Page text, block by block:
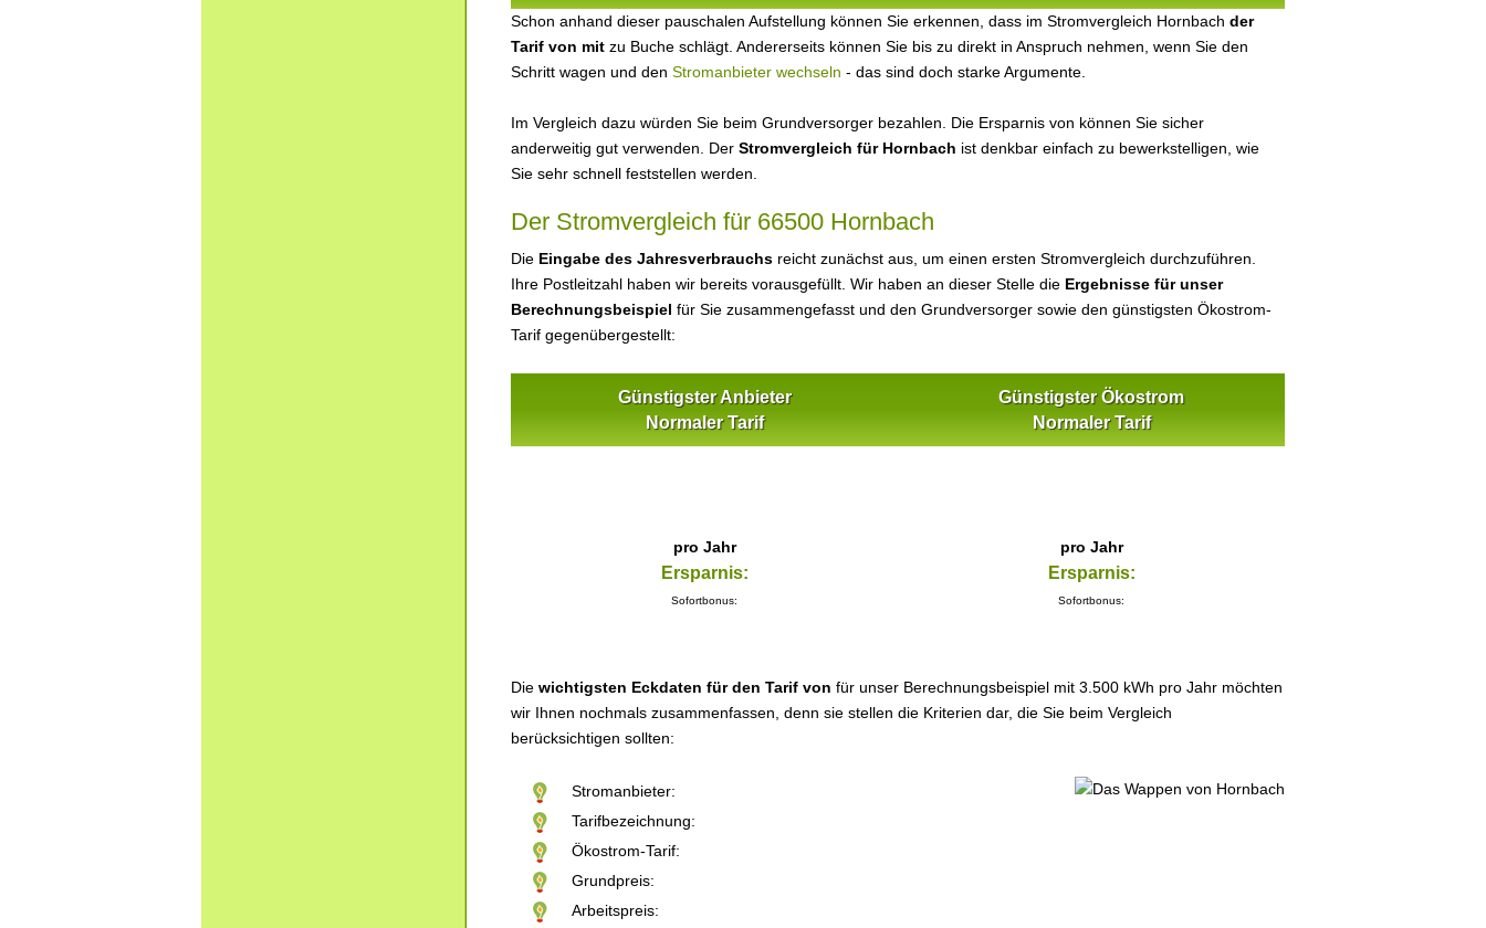
Schon anhand dieser pauschalen Aufstellung können Sie erkennen, dass im Stromvergleich Hornbach der
Tarif von mit zu Buche schlägt. Andererseits können Sie bis zu direkt in Anspruch nehmen, wenn Sie den
Schritt wagen und den Stromanbieter wechseln - das sind doch starke Argumente.
Im Vergleich dazu würden Sie beim Grundversorger bezahlen. Die Ersparnis von können Sie sicher
anderweitig gut verwenden. Der Stromvergleich für Hornbach ist denkbar einfach zu bewerkstelligen, wie
Sie sehr schnell feststellen werden.
Der Stromvergleich für 66500 Hornbach
Die Eingabe des Jahresverbrauchs reicht zunächst aus, um einen ersten Stromvergleich durchzuführen.
Ihre Postleitzahl haben wir bereits vorausgefüllt. Wir haben an dieser Stelle die Ergebnisse für unser
Berechnungsbeispiel für Sie zusammengefasst und den Grundversorger sowie den günstigsten Ökostrom-
Tarif gegenübergestellt:
Günstigster Anbieter
Normaler Tarif
Günstigster Ökostrom
Normaler Tarif
pro Jahr
Ersparnis:
Sofortbonus:
pro Jahr
Ersparnis:
Sofortbonus:
Die wichtigsten Eckdaten für den Tarif von für unser Berechnungsbeispiel mit 3.500 kWh pro Jahr möchten
wir Ihnen nochmals zusammenfassen, denn sie stellen die Kriterien dar, die Sie beim Vergleich
berücksichtigen sollten:
Stromanbieter:
Tarifbezeichnung:
Ökostrom-Tarif:
Grundpreis:
Arbeitspreis: